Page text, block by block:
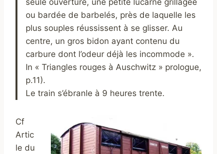
seule ouverture, une petite lucarne grillagée
ou bardée de barbelés, près de laquelle les
plus souples réussissent à se glisser. Au
centre, un gros bidon ayant contenu du
carbure dont l’odeur déjà les incommode ».
In « Triangles rouges à Auschwitz » prologue,
p.11).
Le train s’ébranle à 9 heures trente.
Cf
Artic
le du